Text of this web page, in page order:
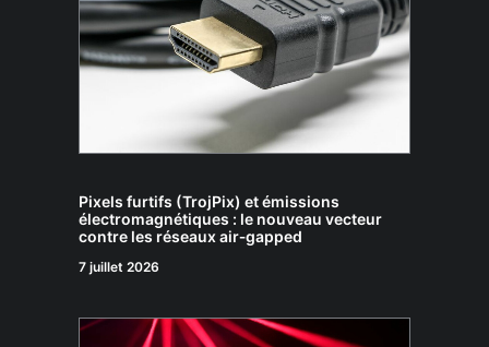
Pixels furtifs (TrojPix) et émissions
électromagnétiques : le nouveau vecteur
contre les réseaux air‑gapped
7 juillet 2026